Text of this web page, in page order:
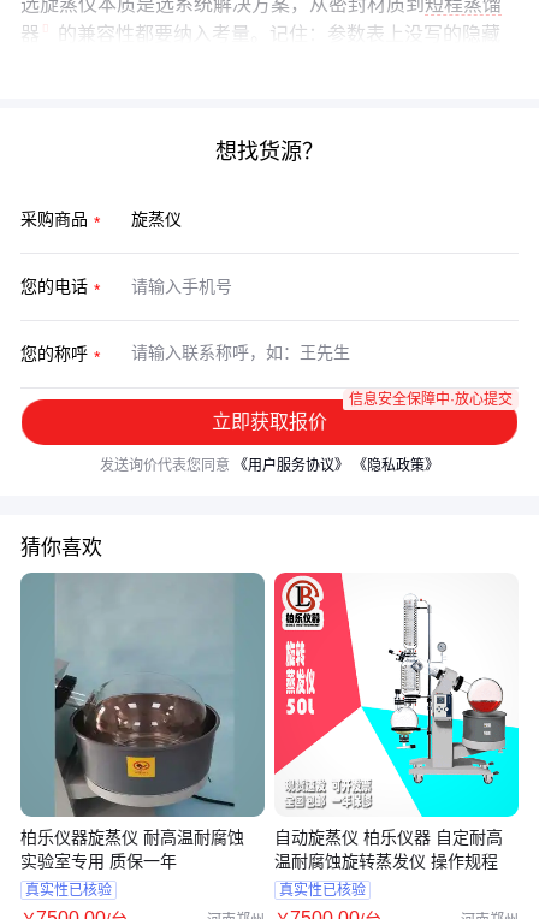
选旋蒸仪本质是选系统解决方案，从密封材质到 短程蒸馏
器
的兼容性都要纳入考量。记住：参数表上没写的隐藏
想找货源？
采购商品
您的电话
您的称呼
立即获取报价
信息安全保障中·放心提交
发送询价代表您同意 《用户服务协议》 《隐私政策》
猜你喜欢
柏乐仪器旋蒸仪 耐高温耐腐蚀
实验室专用 质保一年
真实性已核验
自动旋蒸仪 柏乐仪器 自定耐高
温耐腐蚀旋转蒸发仪 操作规程
真实性已核验